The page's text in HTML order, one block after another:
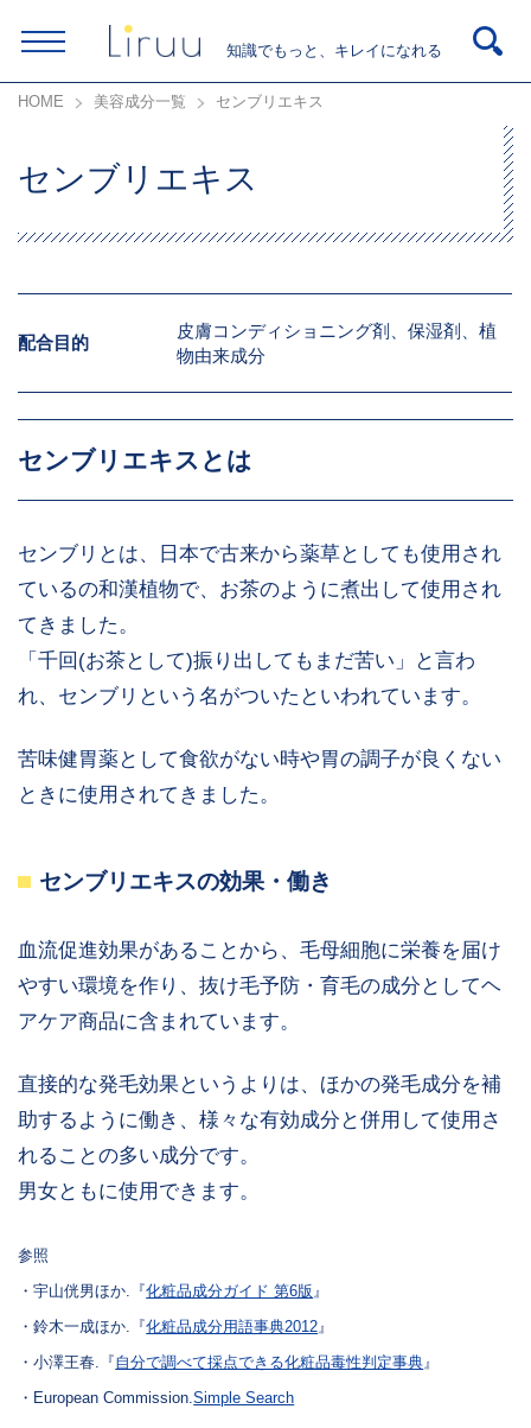
知識でもっと、キレイになれる
HOME 美容成分一覧 センブリエキス
センブリエキス
配合目的
皮膚コンディショニング剤、保湿剤、植
物由来成分
センブリエキスとは
センブリとは、日本で古来から薬草としても使用され
ているの和漢植物で、お茶のように煮出して使用され
てきました。
「千回(お茶として)振り出してもまだ苦い」と言わ
れ、センブリという名がついたといわれています。
苦味健胃薬として食欲がない時や胃の調子が良くない
ときに使用されてきました。
センブリエキスの効果・働き
血流促進効果があることから、毛母細胞に栄養を届け
やすい環境を作り、抜け毛予防・育毛の成分としてヘ
アケア商品に含まれています。
直接的な発毛効果というよりは、ほかの発毛成分を補
助するように働き、様々な有効成分と併用して使用さ
れることの多い成分です。
男女ともに使用できます。
参照
・宇山侊男ほか.『化粧品成分ガイド 第6版』
・鈴木一成ほか.『化粧品成分用語事典2012』
・小澤王春.『 自分で調べて採点できる化粧品毒性判定事典』
・European Commission.Simple Search